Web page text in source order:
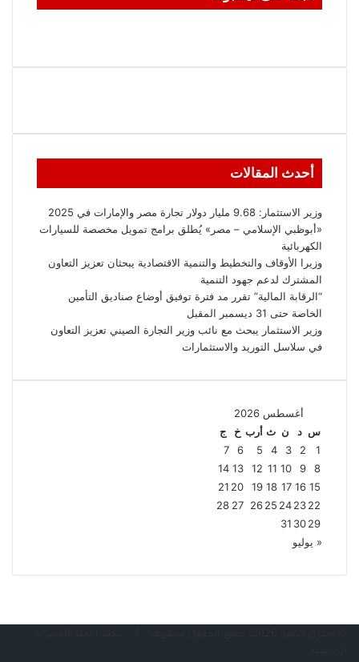
أحدث المقالات
وزير الاستثمار: 9.68 مليار دولار تجارة مصر والإمارات في 2025
«أبوظبي الإسلامي – مصر» يُطلق برامج تمويل مخصصة للسيارات
الكهربائية
وزيرا الأوقاف والتخطيط والتنمية الاقتصادية يبحثان تعزيز التعاون
المشترك لدعم جهود التنمية
“الرقابة المالية” تقرر مد فترة توفيق أوضاع صناديق التأمين
الخاصة حتى 31 ديسمبر المقبل
وزير الاستثمار يبحث مع نائب وزير التجارة الصيني تعزيز التعاون
في سلاسل التوريد والاستثمارات
أغسطس 2026
س د ن ث أرب خ
ج
1
2
3
4
5
6
7
8
9
10
11
12
13
14
15
16
17
18
19
20
21
22
23
24
25
26
27
28
29
30
31
« يوليو